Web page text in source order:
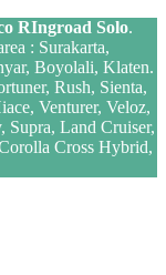
RIngroad Solo.
: Surakarta,
Boyolali, Klaten.
Rush, Sienta,
Venturer, Veloz,
Land Cruiser,
Cross Hybrid,